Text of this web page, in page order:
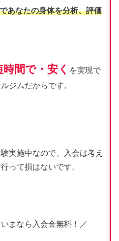
あなたの身体を分析、評価
間で・安く を実現で
ジムだからです。
実施中なので、入会は考え
って損はないです。
まなら入会金無料！／